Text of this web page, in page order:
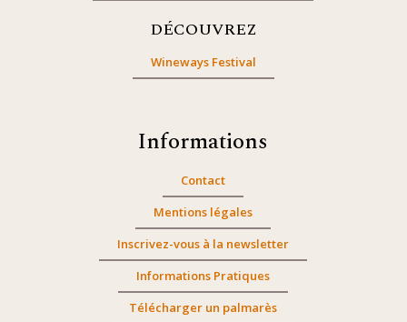
DÉCOUVREZ
Wineways Festival
Informations
Contact
Mentions légales
Inscrivez-vous à la newsletter
Informations Pratiques
Télécharger un palmarès